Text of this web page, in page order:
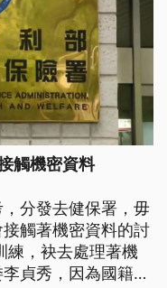
觸機密資料
分發去健保署，毋
觸著機密資料的討
練，袂去處理著機
貞秀，因為國籍引